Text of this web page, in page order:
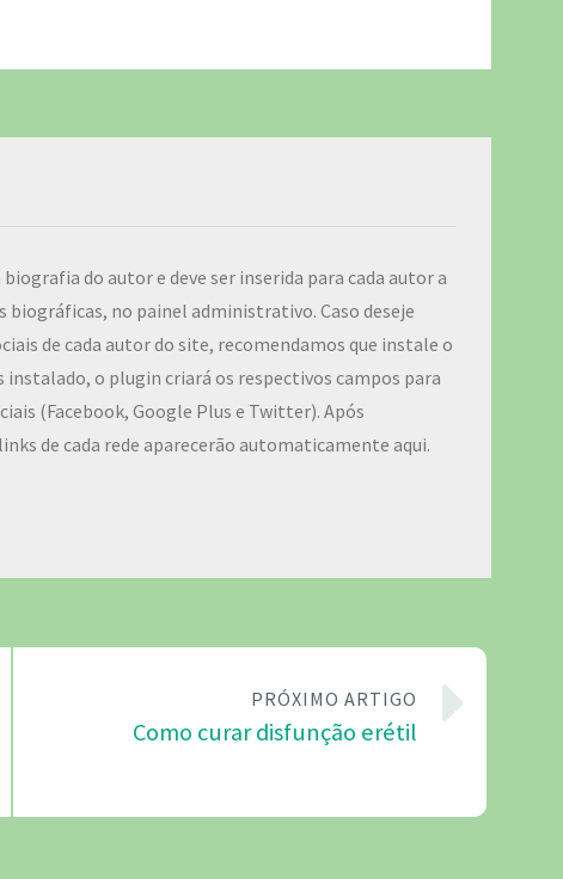
biografia do autor e deve ser inserida para cada autor a
no painel administrativo. Caso deseje
de cada autor do site, recomendamos que instale o
instalado, o plugin criará os respectivos campos para
(Facebook, Google Plus e Twitter). Após
de cada rede aparecerão automaticamente aqui.
PRÓXIMO ARTIGO
Como curar disfunção erétil